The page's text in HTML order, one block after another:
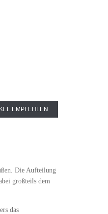
EMPFEHLEN
Die Aufteilung
großteils dem
das